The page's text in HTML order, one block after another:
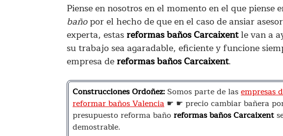
Piense en nosotros en el momento en el que piense
bañopor el hecho de que en el caso de ansiar
experta, estasreformas baños Carcaixentle van a
su trabajo sea agaradable, eficiente y funcione
empresa dereformas baños Carcaixent.
Construcciones Ordoñez:Somos parte de lasempresas
reformar baños Valencia ☛ ☛ precio cambiar bañera
presupuesto reforma bañoreformas baños Carcaixent
demostrable.